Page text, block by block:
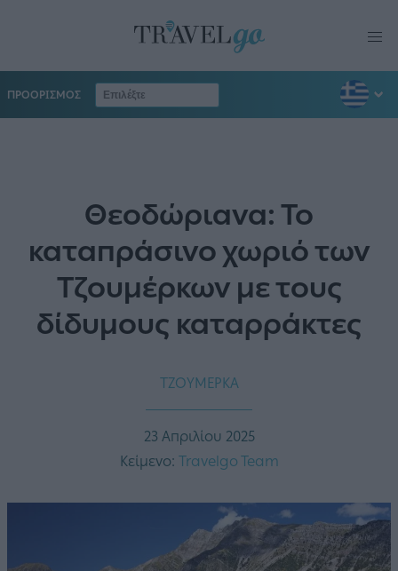
ΠΡΟΟΡΙΣΜΟΣ
Θεοδώριανα: Το
καταπράσινο χωριό των
Τζουμέρκων με τους
δίδυμους καταρράκτες
ΤΖΟΥΜΕΡΚΑ
23 Απριλίου 2025
Κείμενο: Travelgo Team